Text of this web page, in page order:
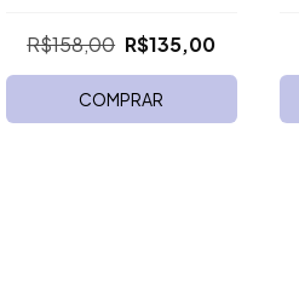
R$158,00 R$135,00
COMPRAR